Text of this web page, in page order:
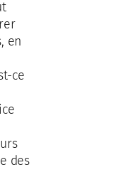
en
ce
des